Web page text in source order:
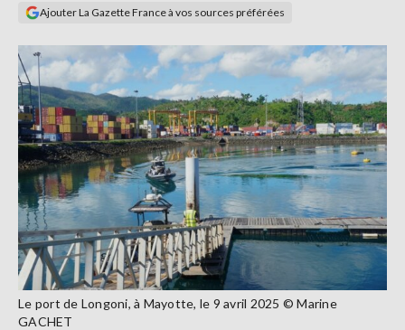
Ajouter La Gazette France à vos sources préférées
Le port de Longoni, à Mayotte, le 9 avril 2025 © Marine
GACHET